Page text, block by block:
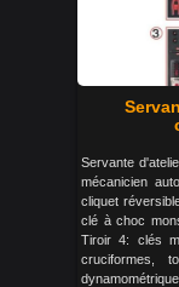
Servante
mécanicien
cliquet
clé à choc
Tiroir 4: clés